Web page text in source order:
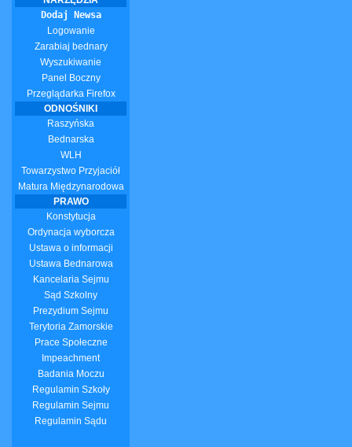
Dodaj Newsa
Logowanie
Zarabiaj bednary
Wyszukiwanie
Panel Boczny
Przeglądarka Firefox
ODNOŚNIKI
Raszyńska
Bednarska
WLH
Towarzystwo Przyjaciół
Matura Międzynarodowa
PRAWO
Konstytucja
Ordynacja wyborcza
Ustawa o informacji
Ustawa Bednarowa
Kancelaria Sejmu
Sąd Szkolny
Prezydium Sejmu
Terytoria Zamorskie
Prace Społeczne
Impeachment
Badania Moczu
Regulamin Szkoły
Regulamin Sejmu
Regulamin Sądu